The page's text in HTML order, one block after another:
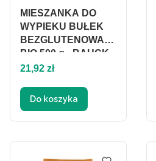
MIESZANKA DO
WYPIEKU BUŁEK
BEZGLUTENOWA
BIO 500 g - BAUCK
HOF
Cena
21,92 zł
Do koszyka